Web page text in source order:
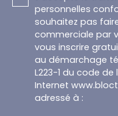
personnelles
souhaitez pas
commerciale par
vous inscrire
au démarchage
L223-1 du code
Internet
adressé à :